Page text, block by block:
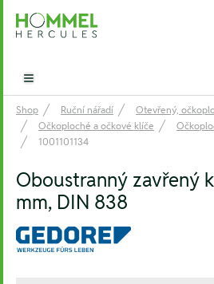
Hommel Hercules
Open main menu
Shop Ruční nářadí
Otevřený,
Očkoploché a očkové klíče
1001101134
Oboustranný zavřený
mm, DIN 838